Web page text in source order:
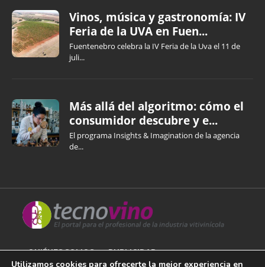
Vinos, música y gastronomía: IV
Feria de la UVA en Fuen...
Fuentenebro celebra la IV Feria de la Uva el 11 de
juli...
Más allá del algoritmo: cómo el
consumidor descubre y e...
El programa Insights & Imagination de la agencia
de...
QUIÉNES SOMOS PUBLICIDAD
Utilizamos cookies para ofrecerte la mejor experiencia en